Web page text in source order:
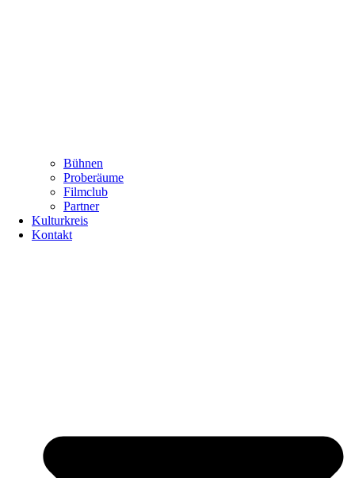
Bühnen
Proberäume
Filmclub
Partner
Kulturkreis
Kontakt